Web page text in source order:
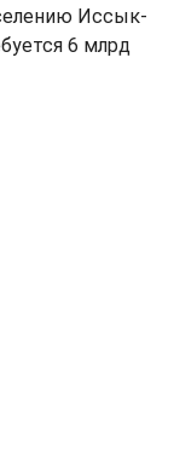
Иссык-
6 млрд